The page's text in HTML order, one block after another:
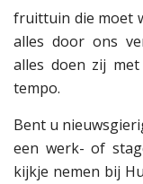
fruittuin die moet
alles door ons
alles doen zij
tempo.
Bent u
een werk- of
kijkje nemen bij